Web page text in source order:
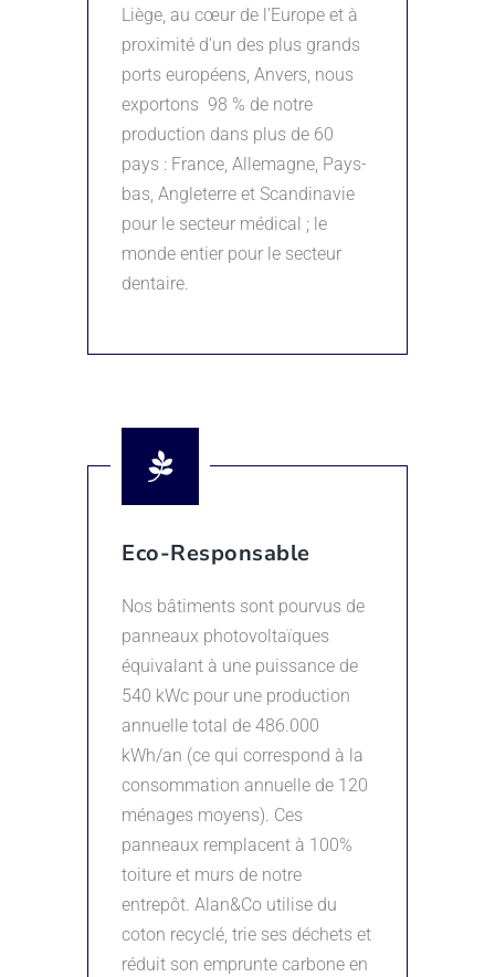
Liège, au cœur de l’Europe et à
proximité d’un des plus grands
ports européens, Anvers, nous
exportons 98 % de notre
production dans plus de 60
pays : France, Allemagne, Pays-
bas, Angleterre et Scandinavie
pour le secteur médical ; le
monde entier pour le secteur
dentaire.
Eco-Responsable
Nos bâtiments sont pourvus de
panneaux photovoltaïques
équivalant à une puissance de
540 kWc pour une production
annuelle total de 486.000
kWh/an (ce qui correspond à la
consommation annuelle de 120
ménages moyens). Ces
panneaux remplacent à 100%
toiture et murs de notre
entrepôt. Alan&Co utilise du
coton recyclé, trie ses déchets et
réduit son emprunte carbone en